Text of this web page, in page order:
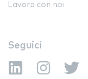
Lavora con noi
Seguici